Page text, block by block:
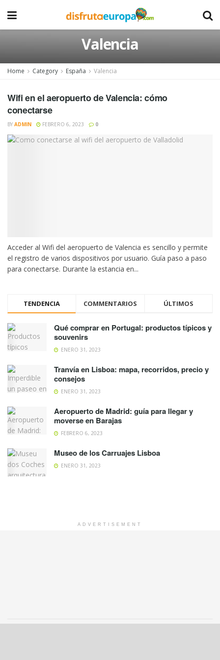
Valencia
Home Category España Valencia
Wifi en el aeropuerto de Valencia: cómo
conectarse
BY ADMIN FEBRERO 6, 2023 0
Acceder al Wifi del aeropuerto de Valencia es sencillo y permite
el registro de varios dispositivos por usuario. Guía paso a paso
para conectarse. Durante la estancia en...
TENDENCIA COMMENTARIOS ÚLTIMOS
Qué comprar en Portugal: productos típicos y
souvenirs
ENERO 31, 2023
Tranvía en Lisboa: mapa, recorridos, precio y
consejos
ENERO 31, 2023
Aeropuerto de Madrid: guía para llegar y
moverse en Barajas
FEBRERO 6, 2023
Museo de los Carruajes Lisboa
ENERO 31, 2023
ADVERTISEMENT